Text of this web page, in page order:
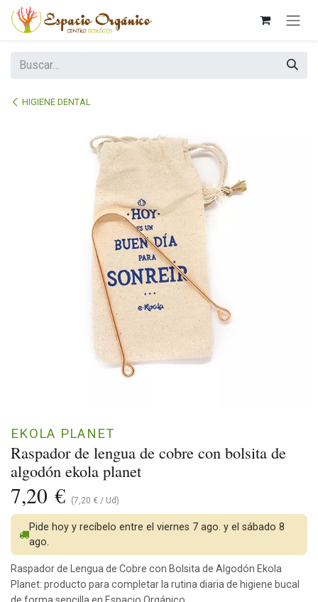
Ir al contenido
HIGIENE DENTAL
Raspador de lengua de cobre con bolsita de
algodón ekola planet
EKOLA PLANET
7,20 € (7,20 € / Ud)
Pide hoy y recíbelo entre el viernes 7 ago. y el sábado 8
ago.
Raspador de Lengua de Cobre con Bolsita de Algodón Ekola
Planet: producto para completar la rutina diaria de higiene bucal
de forma sencilla en Espacio Orgánico.